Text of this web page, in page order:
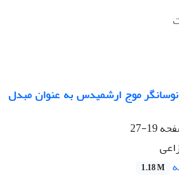
موج ارشمیدس به عنوان مبدل
19-27
1.18 M